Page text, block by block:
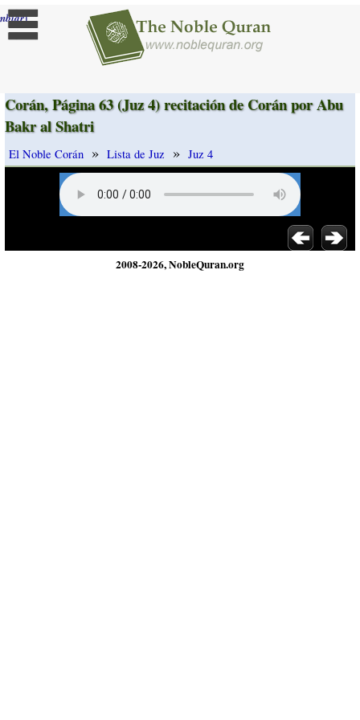
]
Corán, Página 63 (Juz 4) recitación de Corán por Abu
Bakr al Shatri
El Noble Corán » Lista de Juz » Juz 4
2008-2026, NobleQuran.org